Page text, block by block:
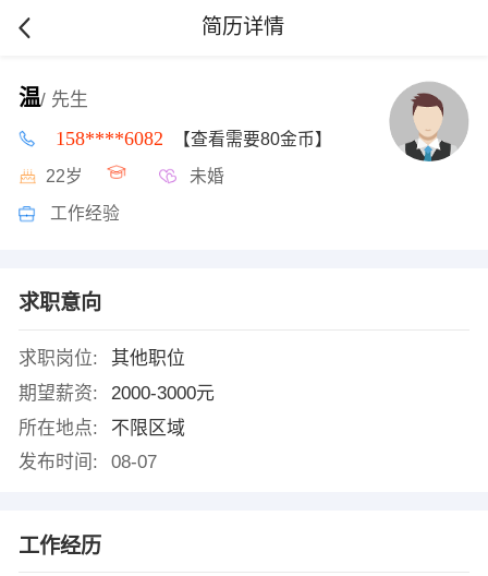
简历详情
温/ 先生
158****6082 【查看需要80金币】
22岁 未婚
工作经验
求职意向
求职岗位:
其他职位
期望薪资:
2000-3000元
所在地点:
不限区域
发布时间:
08-07
工作经历